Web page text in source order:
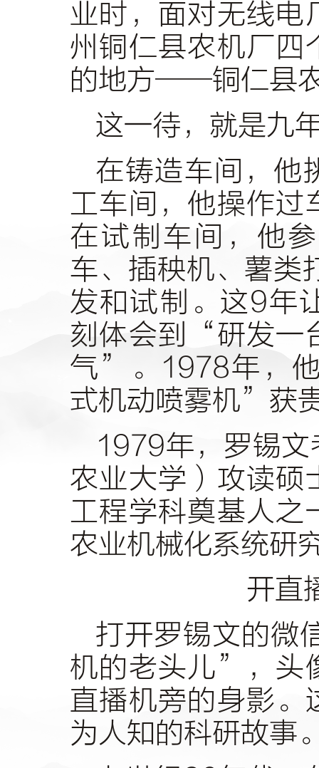
业时，面对无线电
州铜仁县农机厂四
的地方——铜仁县
这一待，就是九
在铸造车间，他
工车间，他操作过
在试制车间，他
车、插秧机、薯类
发和试制。这9年
刻体会到“研发一
气”。1978年，
式机动喷雾机”获
1979年，罗锡
农业大学）攻读硕
工程学科奠基人之
农业机械化系统研
开直
打开罗锡文的微
机的老头儿”，头
直播机旁的身影。
为人知的科研故事